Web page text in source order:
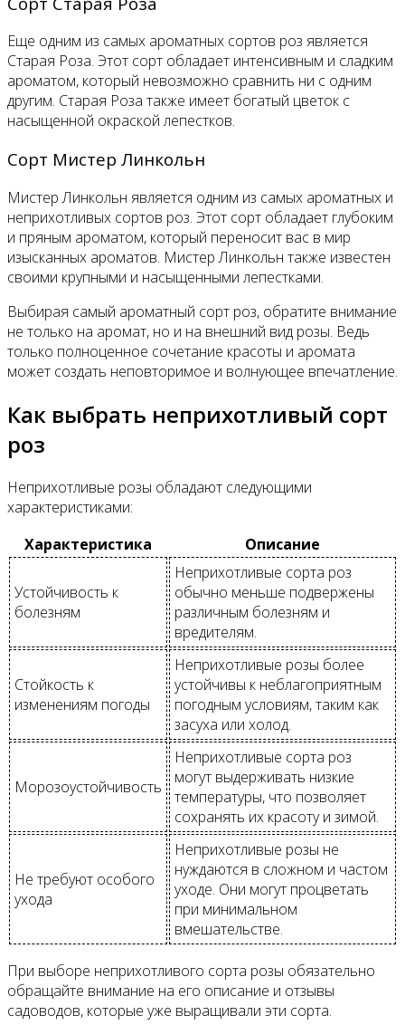
Еще одним из самых ароматных сортов роз является
Старая Роза. Этот сорт обладает интенсивным и сладким
ароматом, который невозможно сравнить ни с одним
другим. Старая Роза также имеет богатый цветок с
насыщенной окраской лепестков.
Сорт Мистер Линкольн
Мистер Линкольн является одним из самых ароматных и
неприхотливых сортов роз. Этот сорт обладает глубоким
и пряным ароматом, который переносит вас в мир
изысканных ароматов. Мистер Линкольн также известен
своими крупными и насыщенными лепестками.
Выбирая самый ароматный сорт роз, обратите внимание
не только на аромат, но и на внешний вид розы. Ведь
только полноценное сочетание красоты и аромата
может создать неповторимое и волнующее впечатление.
Как выбрать неприхотливый сорт
роз
Неприхотливые розы обладают следующими
характеристиками:
Характеристика
Описание
Устойчивость к
болезням
Неприхотливые сорта роз
обычно меньше подвержены
различным болезням и
вредителям.
Стойкость к
изменениям погоды
Неприхотливые розы более
устойчивы к неблагоприятным
погодным условиям, таким как
засуха или холод.
Морозоустойчивость
Неприхотливые сорта роз
могут выдерживать низкие
температуры, что позволяет
сохранять их красоту и зимой.
Не требуют особого
ухода
Неприхотливые розы не
нуждаются в сложном и частом
уходе. Они могут процветать
при минимальном
вмешательстве.
При выборе неприхотливого сорта розы обязательно
обращайте внимание на его описание и отзывы
садоводов, которые уже выращивали эти сорта.